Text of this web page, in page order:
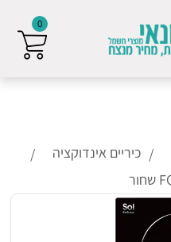
כיריים אינדוקציה
0